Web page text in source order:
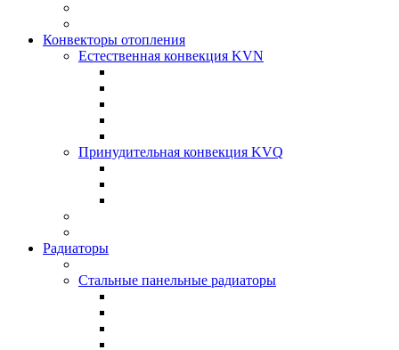
Конвекторы отопления
Естественная конвекция KVN
Принудительная конвекция KVQ
Радиаторы
Стальные панельные радиаторы